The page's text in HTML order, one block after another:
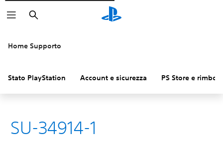
Cerca
Home Supporto
Stato PlayStation Account e sicurezza PS Store e
SU-34914-1